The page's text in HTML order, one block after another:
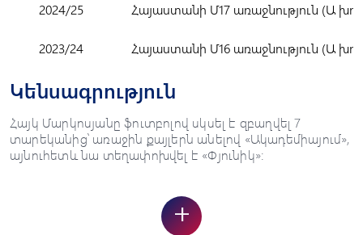
2024/25 Հայաստանի Մ17 առաջնություն (Ա
2023/24 Հայաստանի Մ16 առաջնություն (Ա
Կենսագրություն
Հայկ Մարկոսյանը ֆուտբոլով սկսել է զբաղվել 7
տարեկանից՝ առաջին քայլերն անելով «Ակադեմիայում»,
այնուհետև նա տեղափոխվել է «Փյունիկ»:
+